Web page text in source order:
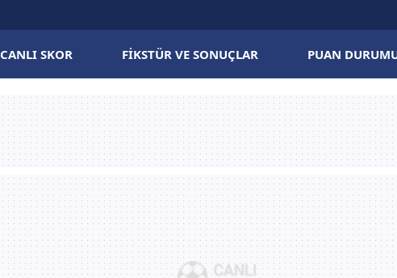
CANLI SKOR FIKSTÜR VE SONUÇLAR PUAN